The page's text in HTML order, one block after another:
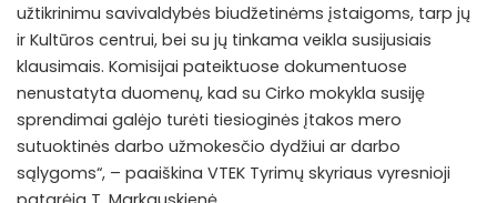
užtikrinimu savivaldybės biudžetinėms įstaigoms, tarp jų
ir Kultūros centrui, bei su jų tinkama veikla susijusiais
klausimais. Komisijai pateiktuose dokumentuose
nenustatyta duomenų, kad su Cirko mokykla susiję
sprendimai galėjo turėti tiesioginės įtakos mero
sutuoktinės darbo užmokesčio dydžiui ar darbo
sąlygoms“, – paaiškina VTEK Tyrimų skyriaus vyresnioji